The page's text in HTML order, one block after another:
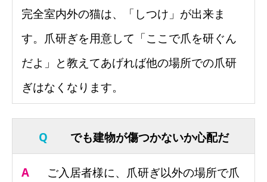
完全室内外の猫は、「しつけ」が出来ま
す。爪研ぎを用意して「ここで爪を研ぐん
だよ」と教えてあげれば他の場所での爪研
ぎはなくなります。
Q でも建物が傷つかないか心配だ
A
ご入居者様に、爪研ぎ以外の場所で爪